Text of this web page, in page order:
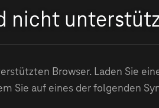
nicht
Browser. Laden Sie
Sie auf eines der folgenden